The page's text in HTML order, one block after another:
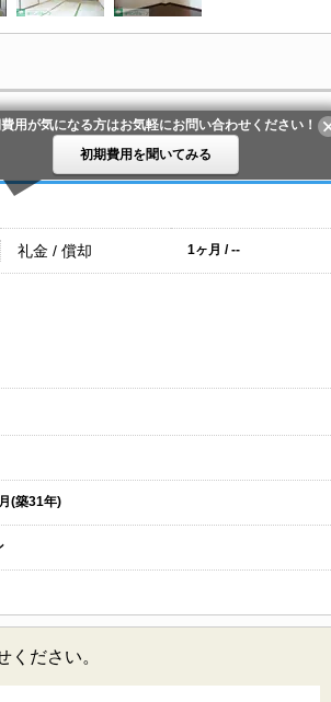
用が気になる方はお気軽にお問い合わせください！
初期費用を聞いてみる
礼金 / 償却 1ヶ月 / --
(築31年)
ださい。